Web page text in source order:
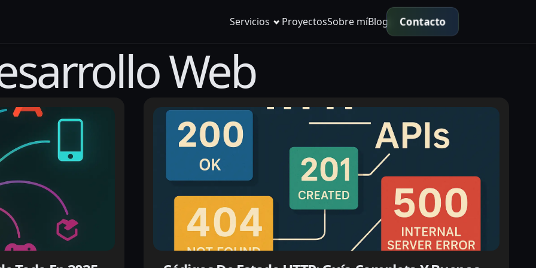
Servicios ProyectosSobre míBlog Contacto
Web